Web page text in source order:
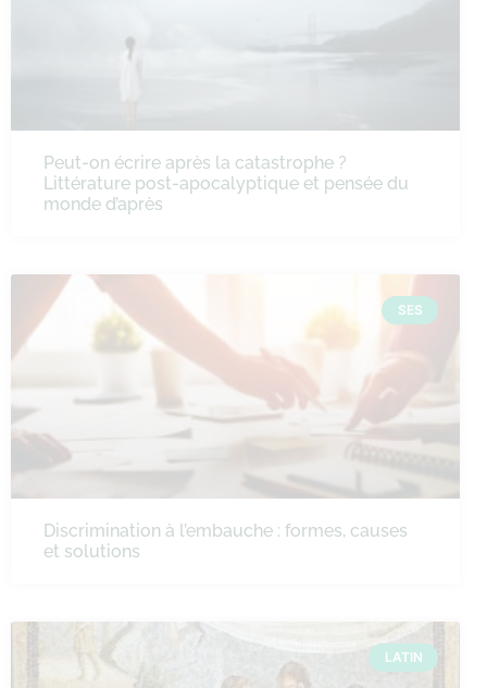
Peut-on écrire après la catastrophe ?
Littérature post-apocalyptique et pensée du
monde d’après
SES
Discrimination à l’embauche : formes, causes
et solutions
LATIN